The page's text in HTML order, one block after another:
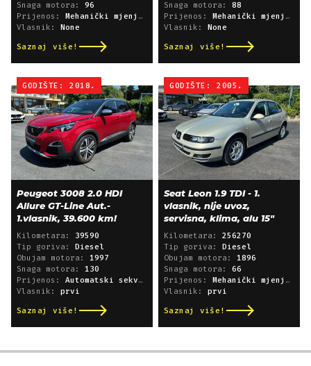
Snaga motora: 96
Prijenos: Mehanički mjenjač
Vlasnik: None
Saznaj više!
Snaga motora: 88
Prijenos: Mehanički mjenjač
Vlasnik: None
Saznaj više!
GODIŠTE: 2018.
Peugeot 3008 2.0 HDI
Allure GT-Line Aut.-
1.vlasnik, 39.600 km!
Kilometara: 39590
Tip goriva: Diesel
Obujam motora: 1997
Snaga motora: 130
Prijenos: Automatski sekvencijski
Vlasnik: prvi
Saznaj više!
GODIŠTE: 2005.
Seat Leon 1.9 TDI - 1.
vlasnik, nije uvoz,
servisna, klima, alu 15"
Kilometara: 256270
Tip goriva: Diesel
Obujam motora: 1896
Snaga motora: 66
Prijenos: Mehanički mjenjač
Vlasnik: prvi
Saznaj više!